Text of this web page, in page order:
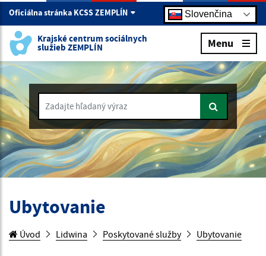
Oficiálna stránka KCSS ZEMPLÍN Slovenčina
Krajské centrum sociálnych
služieb ZEMPLÍN Menu
Zadajte hľadaný výraz
Ubytovanie
Úvod Lidwina Poskytované služby Ubytovanie